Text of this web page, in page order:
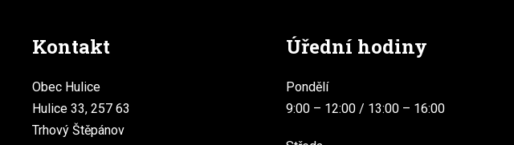
Kontakt
Obec Hulice
Hulice 33, 257 63
Trhový Štěpánov
Úřední hodiny
Pondělí
9:00 – 12:00 / 13:00 – 16:00